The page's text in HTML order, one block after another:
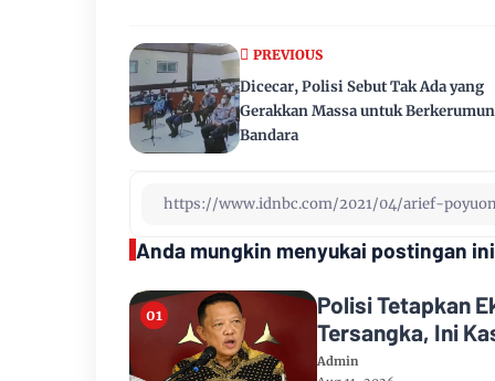
PREVIOUS
Dicecar, Polisi Sebut Tak Ada yang
Gerakkan Massa untuk
Bandara
Anda mungkin menyukai postingan ini
Polisi Tetapkan
Tersangka, Ini
Admin